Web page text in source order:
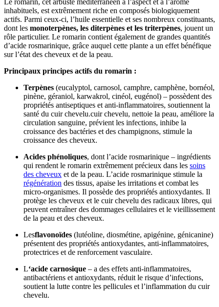
Le romarin, cet arbuste méditerranéen à l’aspect et à l’arôme
inhabituels, est extrêmement riche en composés biologiquement
actifs. Parmi ceux-ci, l’huile essentielle et ses nombreux constituants,
dont les monoterpènes, les diterpènes et les triterpènes, jouent un
rôle particulier. Le romarin contient également de grandes quantités
d’acide rosmarinique, grâce auquel cette plante a un effet bénéfique
sur l’état des cheveux et de la peau.
Principaux principes actifs du romarin :
Terpènes (eucalyptol, carnosol, camphre, camphène, bornéol,
pinène, géraniol, karwakrol, cinéol, eugénol) – possèdent des
propriétés antiseptiques et anti-inflammatoires, soutiennent la
santé du cuir chevelu.cuir chevelu, nettoie la peau, améliore la
circulation sanguine, prévient les infections, inhibe la
croissance des bactéries et des champignons, stimule la
croissance des cheveux.
Acides phénoliques, dont l’acide rosmarinique – ingrédients
qui rendent le romarin extrêmement précieux dans les soins
des cheveux et de la peau. L’acide rosmarinique stimule la
régénération des tissus, apaise les irritations et combat les
micro-organismes. Il possède des propriétés antioxydantes. Il
protège les cheveux et le cuir chevelu des radicaux libres, qui
peuvent entraîner des dommages cellulaires et le vieillissement
de la peau et des cheveux.
Lesflavonoïdes (lutéoline, diosmétine, apigénine, génicanine)
présentent des propriétés antioxydantes, anti-inflammatoires,
protectrices et de renforcement vasculaire.
L‘acide carnosique – a des effets anti-inflammatoires,
antibactériens et antioxydants, réduit le risque d’infections,
soutient la lutte contre les pellicules et l’inflammation du cuir
chevelu.